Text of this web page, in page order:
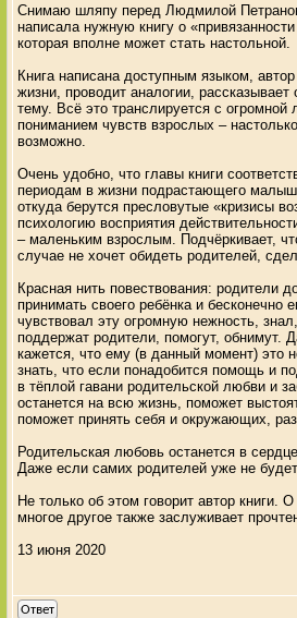
Снимаю шляпу перед Людмилой
написала нужную книгу о
которая вполне может стать настольной.
Книга написана доступным языком,
жизни, проводит аналогии,
тему. Всё это транслируется с
пониманием чувств взрослых –
возможно.
Очень удобно, что главы книги
периодам в жизни подрастающего
откуда берутся пресловутые «кризисы
психологию восприятия
– маленьким взрослым. Подчёркивает,
случае не хочет обидеть родителей,
Красная нить повествования: родители
принимать своего ребёнка и бесконечно
чувствовал эту огромную нежность,
поддержат родители, помогут, обнимут.
кажется, что ему (в данный момент) это
знать, что если понадобится помощь и
в тёплой гавани родительской любви и
останется на всю жизнь, поможет
поможет принять себя и окружающих,
Родительская любовь останется в
Даже если самих родителей уже не будет
Не только об этом говорит автор книги.
многое другое также заслуживает
13 июня 2020
Ответ